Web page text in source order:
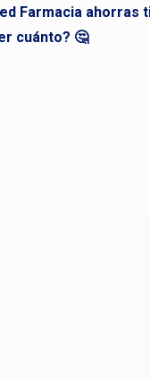
Farmacia ahorras
cuánto? 🤔